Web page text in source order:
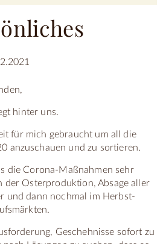
hinter uns.
für mich gebraucht um all die
anzuschauen und zu sortieren.
die Corona-Maßnahmen sehr
der Osterproduktion, Absage aller
und dann nochmal im Herbst-
Geschehnisse sofort zu